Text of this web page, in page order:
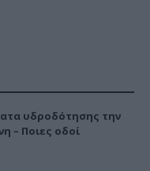
υδροδότησης την
– Ποιες οδοί